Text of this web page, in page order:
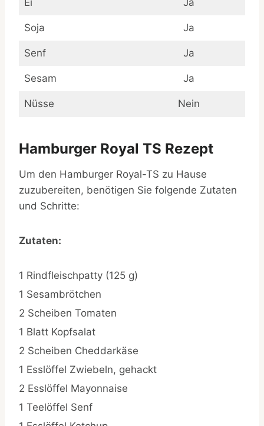
Soja Ja
Senf Ja
Sesam Ja
Nüsse Nein
Hamburger Royal TS Rezept
Um den Hamburger Royal-TS zu Hause
zuzubereiten, benötigen Sie folgende Zutaten
und Schritte:
Zutaten:
1 Rindfleischpatty (125 g)
1 Sesambrötchen
2 Scheiben Tomaten
1 Blatt Kopfsalat
2 Scheiben Cheddarkäse
1 Esslöffel Zwiebeln, gehackt
2 Esslöffel Mayonnaise
1 Teelöffel Senf